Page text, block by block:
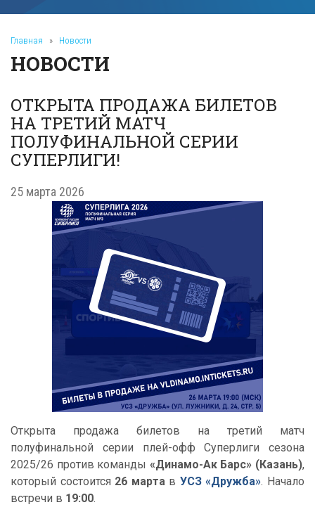
Главная » Новости
НОВОСТИ
ОТКРЫТА ПРОДАЖА БИЛЕТОВ
НА ТРЕТИЙ МАТЧ
ПОЛУФИНАЛЬНОЙ СЕРИИ
СУПЕРЛИГИ!
25 марта 2026
Открыта продажа билетов на третий матч
полуфинальной серии плей-офф Суперлиги сезона
2025/26 против команды «Динамо-Ак Барс» (Казань),
который состоится 26 марта в УСЗ «Дружба». Начало
встречи в 19:00.